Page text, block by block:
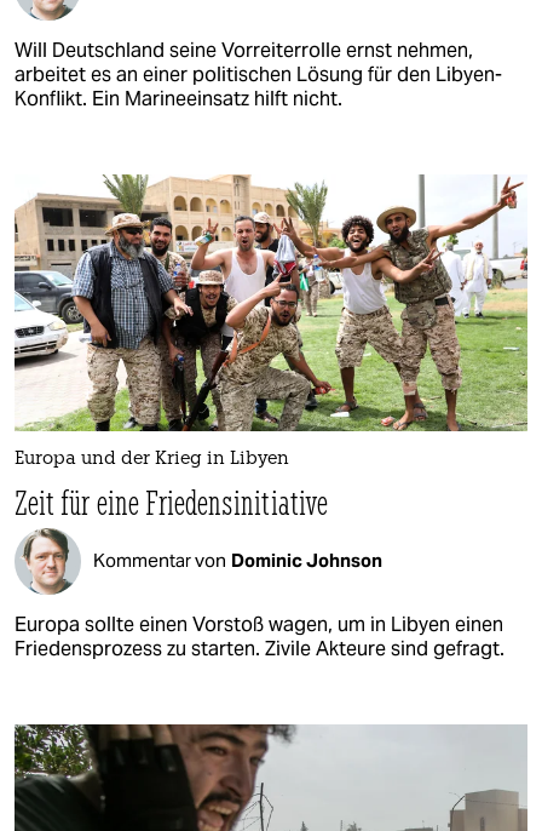
Will Deutschland seine Vorreiterrolle ernst nehmen,
arbeitet es an einer politischen Lösung für den Libyen-
Konflikt. Ein Marineeinsatz hilft nicht.
Europa und der Krieg in Libyen
Zeit für eine Friedensinitiative
Kommentar von Dominic Johnson
Europa sollte einen Vorstoß wagen, um in Libyen einen
Friedensprozess zu starten. Zivile Akteure sind gefragt.